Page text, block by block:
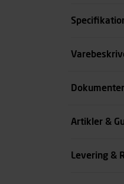
Antal pr.
Artikler &
Levering &